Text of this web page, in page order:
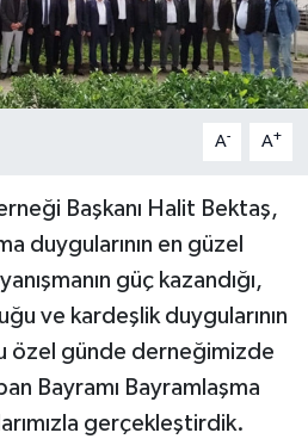
A- A+
Başkanı Halit Bektaş,
duygularının en güzel
güç kazandığı,
ve kardeşlik duygularının
özel günde derneğimizde
Bayramı Bayramlaşma
gerçekleştirdik.